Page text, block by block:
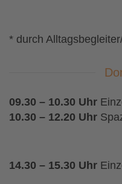
* durch
09.30 – 10.30 Uhr
10.30 – 12.20 Uhr
14.30 – 15.30 Uhr